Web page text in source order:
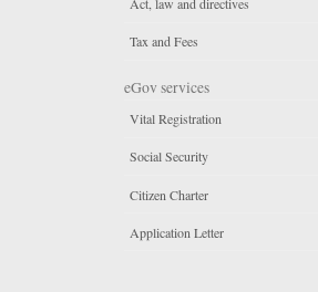
Tax and Fees
eGov services
Vital Registration
Social Security
Citizen Charter
Application Letter